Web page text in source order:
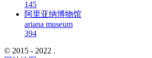
145
阿里亚纳博物馆
ariana museum
394
© 2015 - 2022 .